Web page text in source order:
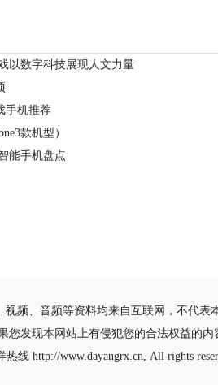
以数字科技展现人文力量
手机推荐
款机型）
能手机盘点
视频、音频等资料均来自互联网，不代
您发现本网站上有侵犯您的合法权益的内
热线 http://www.dayangrx.cn, All rights